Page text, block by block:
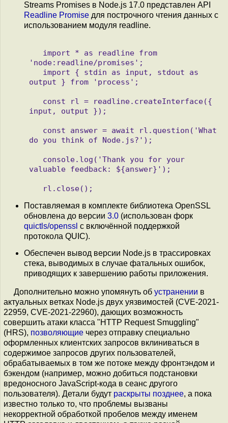
Streams Promises в Node.js 17.0 представлен API
Readline Promise для построчного чтения данных с
использованием модуля readline.
'node:readline/promises';
output } from 'process';
input, output });
do you think of Node.js?');
valuable feedback: ${answer}');
Поставляемая в комплекте библиотека OpenSSL
обновлена до версии 3.0 (использован форк
quictls/openssl с включённой поддержкой
протокола QUIC).
Обеспечен вывод версии Node.js в трассировках
стека, выводимых в случае фатальных ошибок,
приводящих к завершению работы приложения.
Дополнительно можно упомянуть об устранении в
актуальных ветках Node.js двух уязвимостей (CVE-2021-
22959, CVE-2021-22960), дающих возможность
совершить атаки класса "HTTP Request Smuggling"
(HRS), позволяющие через отправку специально
оформленных клиентских запросов вклиниваться в
содержимое запросов других пользователей,
обрабатываемых в том же потоке между фронтэндом и
бэкендом (например, можно добиться подстановки
вредоносного JavaScript-кода в сеанс другого
пользователя). Детали будут раскрыты позднее, а пока
известно только то, что проблемы вызваны
некорректной обработкой пробелов между именем